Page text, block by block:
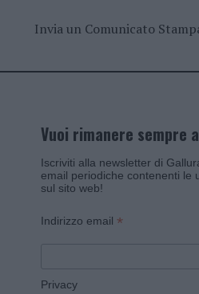
Invia un Comunicato
Vuoi rimanere sempre
Iscriviti alla newsletter di
email periodiche contenenti le
sul sito web!
Indirizzo email *
Privacy